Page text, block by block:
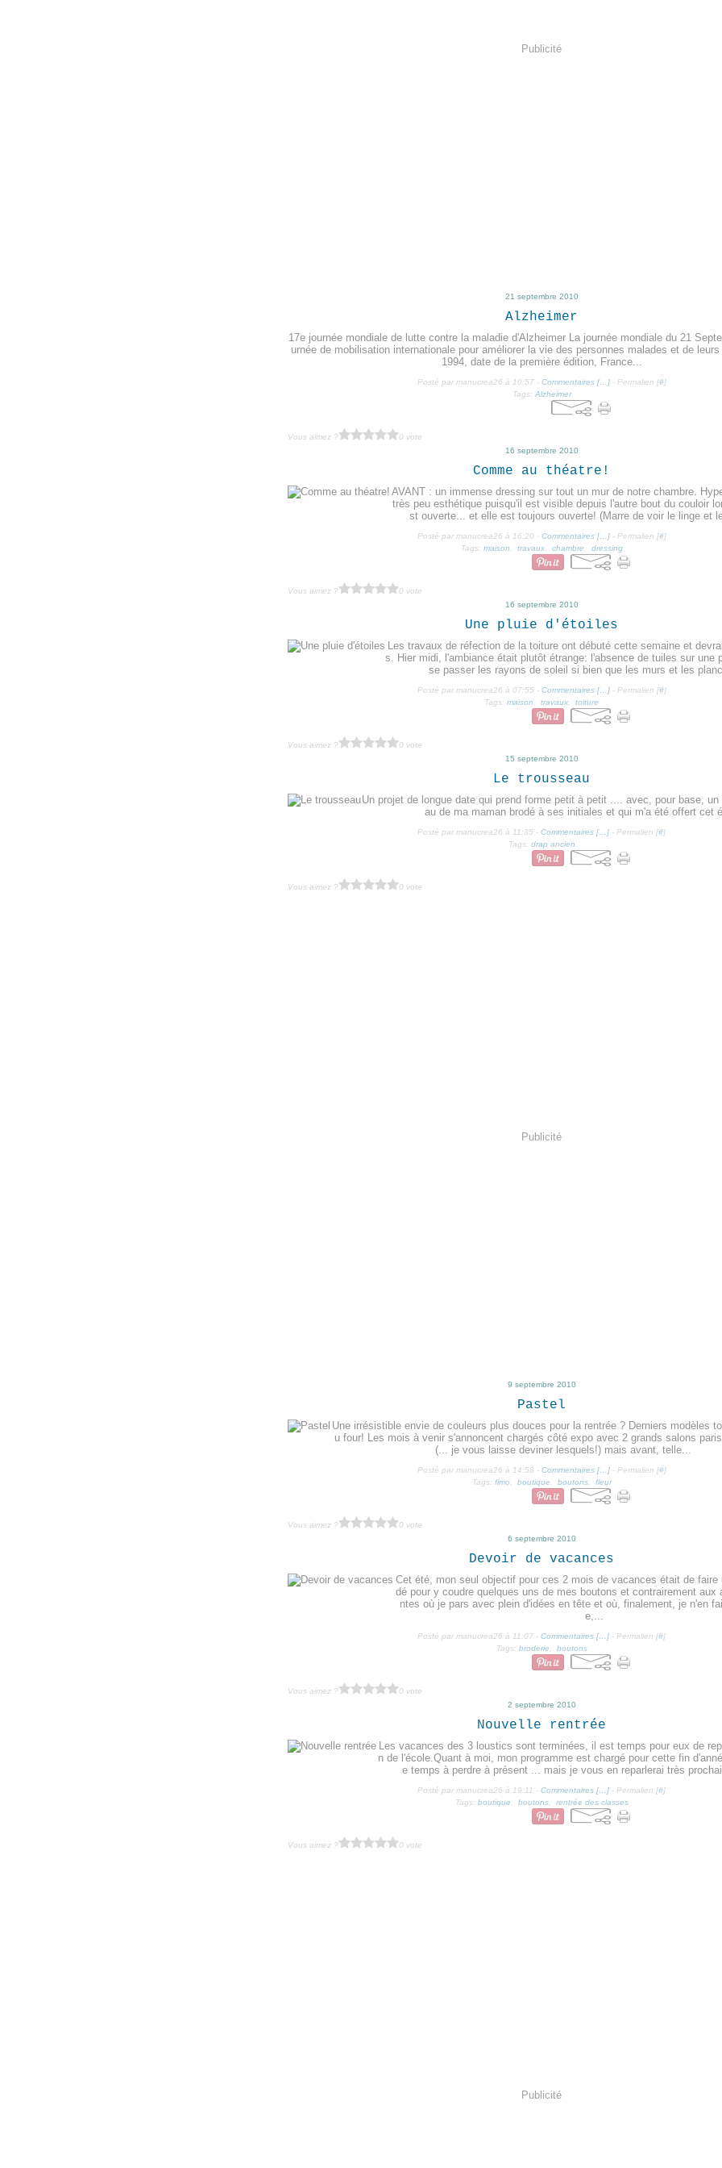
Publicité
21 septembre 2010
Alzheimer
17e journée mondiale de lutte contre la maladie d'Alzheimer La journée mondiale du 21
urnée de mobilisation internationale pour améliorer la vie des personnes malades et de
1994, date de la première édition, France...
Posté par manucrea26 à 10:57 - Commentaires [… ]- Permalien [#]
Tags: Alzheimer
Vous aimez ?
0 vote
16 septembre 2010
Comme au théatre!
AVANT : un immense dressing sur tout un mur de notre chambre.
très peu esthétique puisqu'il est visible depuis l'autre bout du couloir
st ouverte... et elle est toujours ouverte! (Marre de voir le linge et
Posté par manucrea26 à 16:20 - Commentaires [… ]- Permalien [#]
Tags: maison travaux, chambre dressing
Vous aimez ?
0 vote
16 septembre 2010
Une pluie d'étoiles
Les travaux de réfection de la toiture ont débuté cette semaine et
s. Hier midi, l'ambiance était plutôt étrange: l'absence de tuiles sur une
se passer les rayons de soleil si bien que les murs et les
Posté par manucrea26 à 07:55 - Commentaires [… ]- Permalien [#]
Tags: maison travaux toiture
Vous aimez ?
0 vote
15 septembre 2010
Le trousseau
Un projet de longue date qui prend forme petit à petit .... avec, pour base,
au de ma maman brodé à ses initiales et qui m'a été offert cet
Posté par manucrea26 à 11:35 - Commentaires [… ] - Permalien [#]
Tags: drap ancien
Vous aimez ? 0 vote
Publicité
9 septembre 2010
Pastel
Une irrésistible envie de couleurs plus douces pour la rentrée ? Derniers modèles
u four! Les mois à venir s'annoncent chargés côté expo avec 2 grands salons
(... je vous laisse deviner lesquels!) mais avant, telle...
Posté par manucrea26 à 14:58 - Commentaires [… ]- Permalien [#]
Tags: fimo boutique boutons, fleur
Vous aimez ?
0 vote
6 septembre 2010
Devoir de vacances
Cet été, mon seul objectif pour ces 2 mois de vacances était de faire
dé pour y coudre quelques uns de mes boutons et contrairement aux
ntes où je pars avec plein d'idées en tête et où, finalement, je n'en
e,...
Posté par manucrea26 à 11:07 - Commentaires [… ] - Permalien [#]
Tags: broderie boutons
Vous aimez ?
0 vote
2 septembre 2010
Nouvelle rentrée
Les vacances des 3 loustics sont terminées, il est temps pour eux de
n de l'école.Quant à moi, mon programme est chargé pour cette fin
e temps à perdre à présent ... mais je vous en reparlerai très
Posté par manucrea26 à 19:11 - Commentaires [… ] - Permalien [#]
Tags: boutique boutons, rentrée des classes
Vous aimez ? 0 vote
Publicité